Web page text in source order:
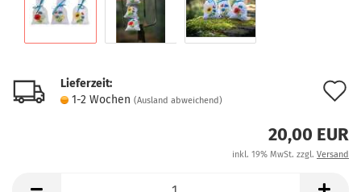
Lieferzeit:
1-2 Wochen (Ausland abweichend)
20,00 EUR
inkl. 19% MwSt. zzgl. Versand